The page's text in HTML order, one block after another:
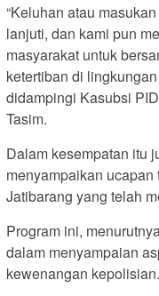
“Keluhan atau
lanjuti, dan kami pun
masyarakat untuk
ketertiban di
didampingi Kasubsi
Tasim.
Dalam kesempatan itu
menyampaikan
Jatibarang yang telah
Program ini,
dalam menyampaian
kewenangan kepolisian.